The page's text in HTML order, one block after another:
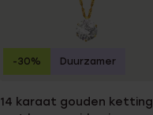
14 karaat gouden ketting
-30% Duurzamer